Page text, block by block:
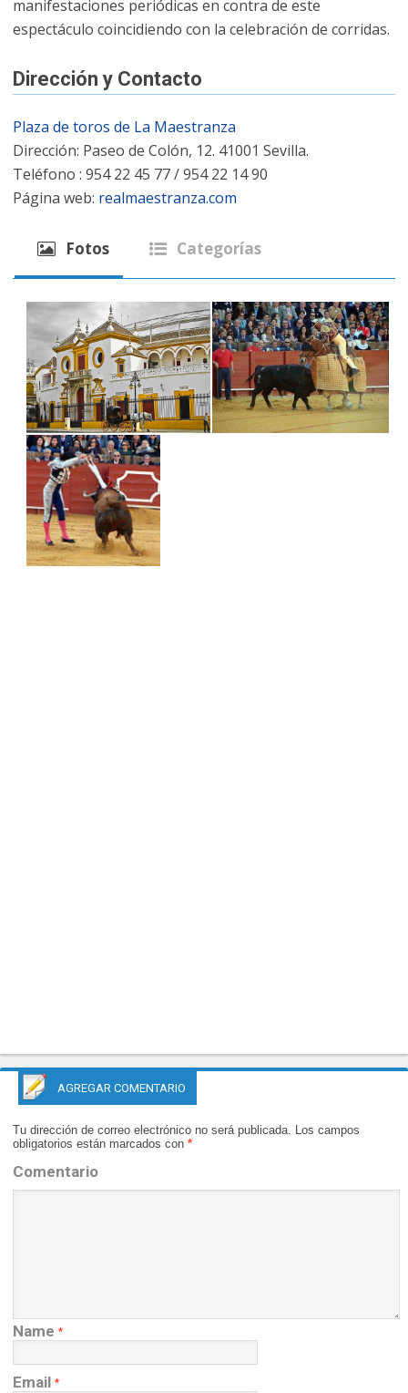
manifestaciones periódicas en contra de este
espectáculo coincidiendo con la celebración de corridas.
Dirección y Contacto
Plaza de toros de La Maestranza
Dirección: Paseo de Colón, 12. 41001 Sevilla.
Teléfono : 954 22 45 77 / 954 22 14 90
Página web: realmaestranza.com
Fotos Categorías
AGREGAR COMENTARIO
Tu dirección de correo electrónico no será publicada. Los campos
obligatorios están marcados con *
Comentario
Name *
Email *